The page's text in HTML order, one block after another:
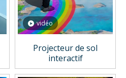
vidéo
Projecteur de sol
interactif